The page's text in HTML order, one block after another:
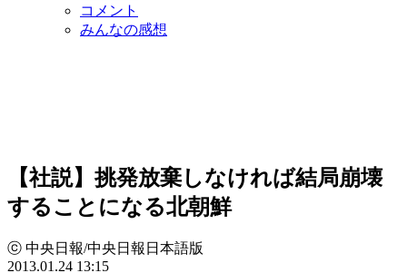
コメント
みんなの感想
【社説】挑発放棄しなければ結局崩壊
することになる北朝鮮
ⓒ 中央日報/中央日報日本語版
2013.01.24 13:15